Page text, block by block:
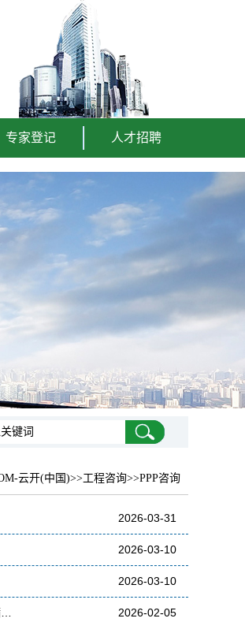
专家登记 人才招聘
云开(中国)>>工程咨询>>PPP咨询
2026-03-31
2026-03-10
2026-03-10
2026-02-05